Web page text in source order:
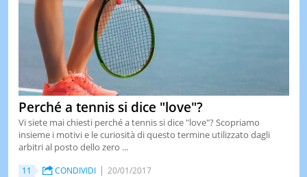
Perché a tennis si dice "love"?
Vi siete mai chiesti perché a tennis si dice "love"? Scopriamo
insieme i motivi e le curiosità di questo termine utilizzato dagli
arbitri al posto dello zero ...
11 CONDIVIDI 20/01/2017